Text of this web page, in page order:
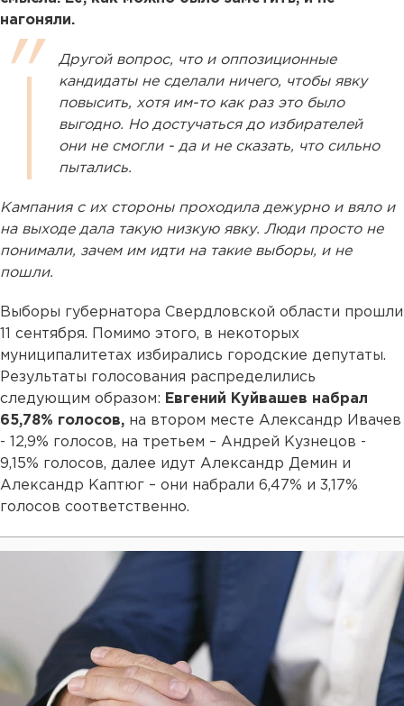
нагоняли.
Другой вопрос, что и оппозиционные
кандидаты не сделали ничего, чтобы явку
повысить, хотя им-то как раз это было
выгодно. Но достучаться до избирателей
они не смогли - да и не сказать, что сильно
пытались.
Кампания с их стороны проходила дежурно и вяло и
на выходе дала такую низкую явку. Люди просто не
понимали, зачем им идти на такие выборы, и не
пошли.
Выборы губернатора Свердловской области прошли
11 сентября. Помимо этого, в некоторых
муниципалитетах избирались городские депутаты.
Результаты голосования распределились
следующим образом: Евгений Куйвашев набрал
65,78% голосов, на втором месте Александр Ивачев
- 12,9% голосов, на третьем – Андрей Кузнецов -
9,15% голосов, далее идут Александр Демин и
Александр Каптюг – они набрали 6,47% и 3,17%
голосов соответственно.